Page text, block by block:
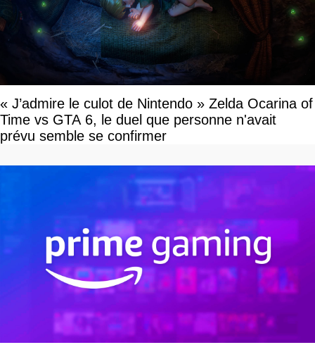
« J’admire le culot de Nintendo » Zelda Ocarina of
Time vs GTA 6, le duel que personne n'avait
prévu semble se confirmer